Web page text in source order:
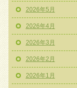
2026年5月
2026年4月
2026年3月
2026年2月
2026年1月